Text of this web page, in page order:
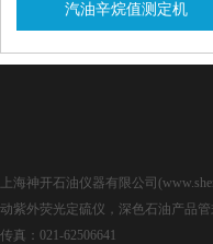
汽油辛烷值测定机
查看详情
上海神开石油仪器有限公司
动紫外荧光定硫仪，深色石油产品
传真：021-62506641